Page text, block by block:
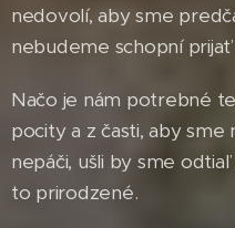
nedovolí, aby sme
nebudeme schopní prijať
Načo je nám potrebné
pocity a z časti, aby sme
nepáči, ušli by sme
to prirodzené.